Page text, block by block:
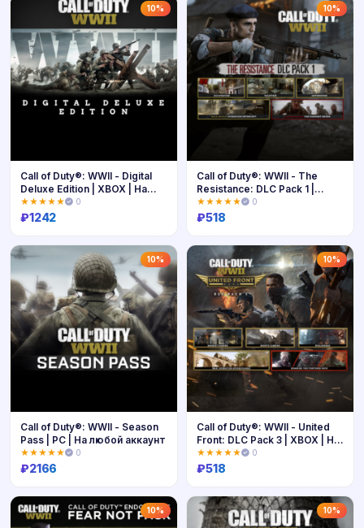
Купить Купить
10%
Купить
Call of Duty®: WWII - Digital
Deluxe Edition | XBOX | На
любой аккаунт
★★★★★ 0
₽1242
10%
Купить
Call of Duty®: WWII - The
Resistance: DLC Pack 1 |
XBOX | На любой аккаунт
★★★★★ 0
₽518
10%
Купить
Call of Duty®: WWII - Season
Pass | PC | На любой аккаунт
★★★★★ 0
₽2166
10%
Купить
Call of Duty®: WWII - United
Front: DLC Pack 3 | XBOX | На
любой аккаунт
★★★★★ 0
₽518
10% 10%